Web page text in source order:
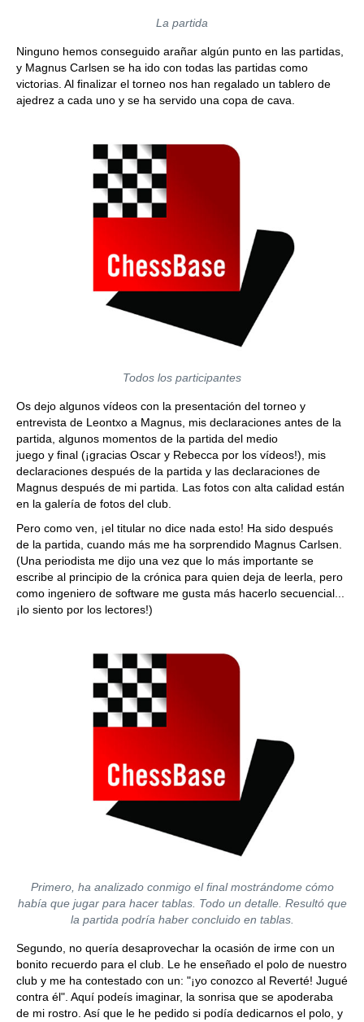
La partida
Ninguno hemos conseguido arañar algún punto en las partidas,
y Magnus Carlsen se ha ido con todas las partidas como
victorias. Al finalizar el torneo nos han regalado un tablero de
ajedrez a cada uno y se ha servido una copa de cava.
Todos los participantes
Os dejo algunos vídeos con la presentación del torneo y
entrevista de Leontxo a Magnus, mis declaraciones antes de la
partida, algunos momentos de la partida del medio
juego y final (¡gracias Oscar y Rebecca por los vídeos!), mis
declaraciones después de la partida y las declaraciones de
Magnus después de mi partida. Las fotos con alta calidad están
en la galería de fotos del club.
Pero como ven, ¡el titular no dice nada esto! Ha sido después
de la partida, cuando más me ha sorprendido Magnus Carlsen.
(Una periodista me dijo una vez que lo más importante se
escribe al principio de la crónica para quien deja de leerla, pero
como ingeniero de software me gusta más hacerlo secuencial...
¡lo siento por los lectores!)
Primero, ha analizado conmigo el final mostrándome cómo
había que jugar para hacer tablas. Todo un detalle. Resultó que
la partida podría haber concluido en tablas.
Segundo, no quería desaprovechar la ocasión de irme con un
bonito recuerdo para el club. Le he enseñado el polo de nuestro
club y me ha contestado con un: "¡yo conozco al Reverté! Jugué
contra él". Aquí podeís imaginar, la sonrisa que se apoderaba
de mi rostro. Así que le he pedido si podía dedicarnos el polo, y